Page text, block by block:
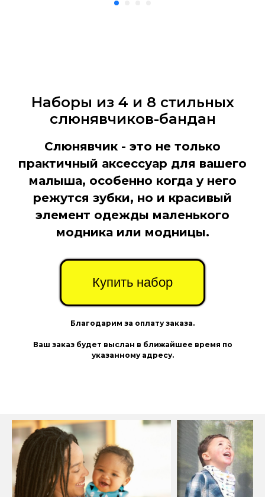
Наборы из 4 и 8 стильных
слюнявчиков-бандан
Слюнявчик - это не только
практичный аксессуар для вашего
малыша, особенно когда у него
режутся зубки, но и красивый
элемент одежды маленького
модника или модницы.
Купить набор
Благодарим за оплату заказа.
Ваш заказ будет выслан в ближайшее время по
указанному адресу.